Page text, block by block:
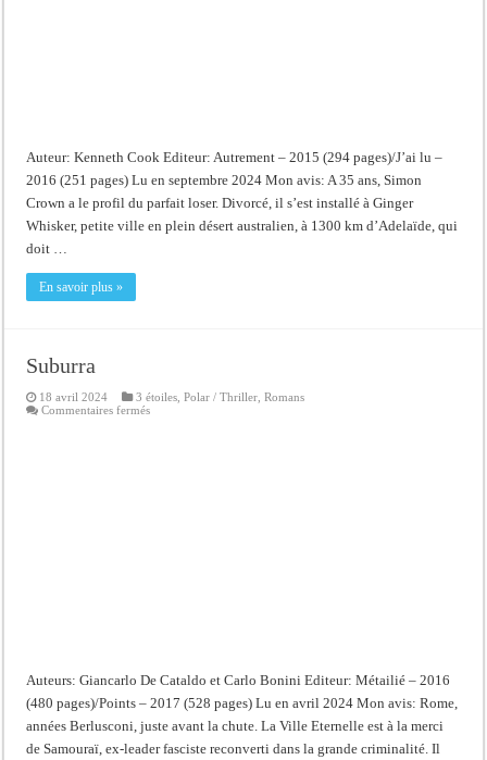
Auteur: Kenneth Cook Editeur: Autrement – 2015 (294 pages)/J’ai lu –
2016 (251 pages) Lu en septembre 2024 Mon avis: A 35 ans, Simon
Crown a le profil du parfait loser. Divorcé, il s’est installé à Ginger
Whisker, petite ville en plein désert australien, à 1300 km d’Adelaïde, qui
doit …
En savoir plus »
Suburra
18 avril 2024 3 étoiles ,Polar / Thriller ,Romans
Commentaires ferméssur
Auteurs: Giancarlo De Cataldo et Carlo Bonini Editeur: Métailié – 2016
(480 pages)/Points – 2017 (528 pages) Lu en avril 2024 Mon avis: Rome,
années Berlusconi, juste avant la chute. La Ville Eternelle est à la merci
de Samouraï, ex-leader fasciste reconverti dans la grande criminalité. Il